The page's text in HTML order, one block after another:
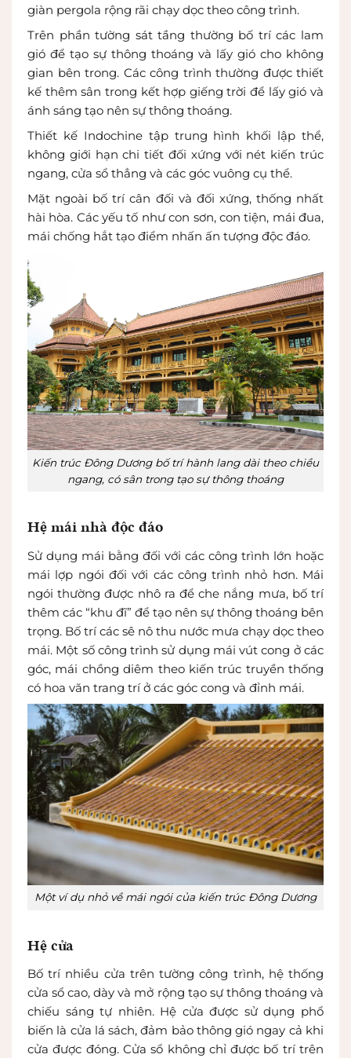
giàn pergola rộng rãi chạy dọc theo công trình.
Trên phần tường sát tầng thường bố trí các lam
gió để tạo sự thông thoáng và lấy gió cho không
gian bên trong. Các công trình thường được thiết
kế thêm sân trong kết hợp giếng trời để lấy gió và
ánh sáng tạo nên sự thông thoáng.
Thiết kế Indochine tập trung hình khối lập thể,
không giới hạn chi tiết đối xứng với nét kiến trúc
ngang, cửa sổ thẳng và các góc vuông cụ thể.
Mặt ngoài bố trí cân đối và đối xứng, thống nhất
hài hòa. Các yếu tố như con sơn, con tiện, mái đua,
mái chống hắt tạo điểm nhấn ấn tượng độc đáo.
Kiến trúc Đông Dương bố trí hành lang dài theo chiều
ngang, có sân trong tạo sự thông thoáng
Hệ mái nhà độc đáo
Sử dụng mái bằng đối với các công trình lớn hoặc
mái lợp ngói đối với các công trình nhỏ hơn. Mái
ngói thường được nhô ra để che nắng mưa, bố trí
thêm các “khu đĩ” để tạo nên sự thông thoáng bên
trọng. Bố trí các sê nô thu nước mưa chạy dọc theo
mái. Một số công trình sử dụng mái vút cong ở các
góc, mái chồng diêm theo kiến trúc truyền thống
có hoa văn trang trí ở các góc cong và đỉnh mái.
Một ví dụ nhỏ về mái ngói của kiến trúc Đông Dương
Hệ cửa
Bố trí nhiều cửa trên tường công trình, hệ thống
cửa sổ cao, dày và mở rộng tạo sự thông thoáng và
chiếu sáng tự nhiên. Hệ cửa được sử dụng phổ
biến là cửa lá sách, đảm bảo thông gió ngay cả khi
cửa được đóng. Cửa sổ không chỉ được bố trí trên